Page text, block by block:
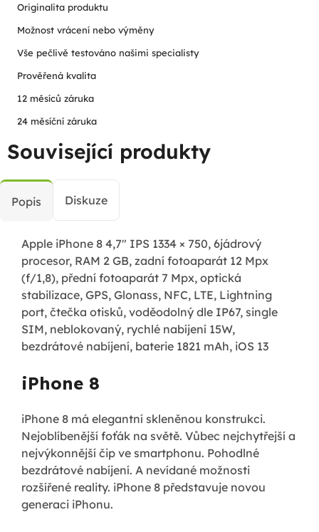
Originalita produktu
Možnost vrácení nebo výměny
Vše pečlivě testováno našimi specialisty
Prověřená kvalita
12 měsíců záruka
24 měsíční záruka
Související produkty
Popis Diskuze
Apple iPhone 8 4,7" IPS 1334 × 750, 6jádrový
procesor, RAM 2 GB, zadní fotoaparát 12 Mpx
(f/1,8), přední fotoaparát 7 Mpx, optická
stabilizace, GPS, Glonass, NFC, LTE, Lightning
port, čtečka otisků, voděodolný dle IP67, single
SIM, neblokovaný, rychlé nabíjení 15W,
bezdrátové nabíjení, baterie 1821 mAh, iOS 13
iPhone 8
iPhone 8 má elegantní skleněnou konstrukci.
Nejoblíbenější foťák na světě. Vůbec nejchytřejší a
nejvýkonnější čip ve smartphonu. Pohodlné
bezdrátové nabíjení. A nevídané možnosti
rozšířené reality. iPhone 8 představuje novou
generaci iPhonu.